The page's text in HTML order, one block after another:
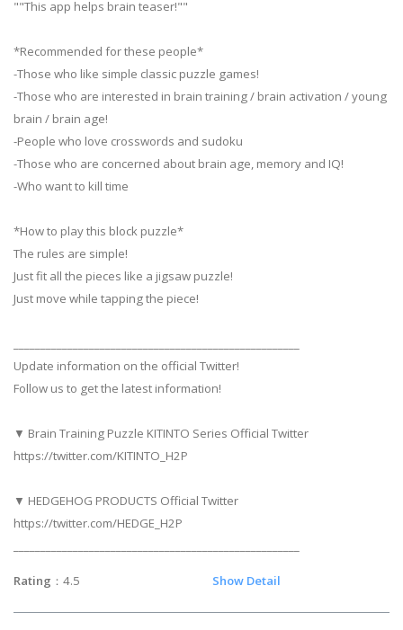
""This app helps brain teaser!""
*Recommended for these people*
-Those who like simple classic puzzle games!
-Those who are interested in brain training / brain activation / young
brain / brain age!
-People who love crosswords and sudoku
-Those who are concerned about brain age, memory and IQ!
-Who want to kill time
*How to play this block puzzle*
The rules are simple!
Just fit all the pieces like a jigsaw puzzle!
Just move while tapping the piece!
Update information on the official Twitter!
Follow us to get the latest information!
▼ Brain Training Puzzle KITINTO Series Official Twitter
https://twitter.com/KITINTO_H2P
▼ HEDGEHOG PRODUCTS Official Twitter
https://twitter.com/HEDGE_H2P
Rating ：4.5 Show Detail